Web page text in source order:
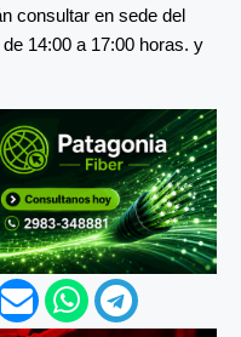
consultar en sede del
14:00 a 17:00 horas. y